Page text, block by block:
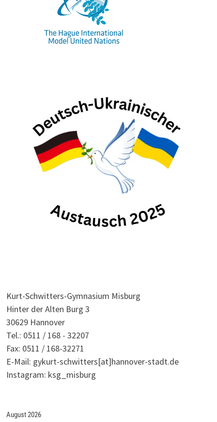
Kurt-Schwitters-Gymnasium Misburg
Hinter der Alten Burg 3
30629 Hannover
Tel.: 0511 / 168 - 32207
Fax: 0511 / 168-32271
E-Mail: gykurt-schwitters[at]hannover-stadt.de
Instagram: ksg_misburg
August 2026